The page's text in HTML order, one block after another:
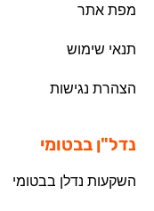
מפת אתר
תנאי שימוש
הצהרת נגישות
נדל"ן בבטומי
השקעות נדלן בבטומי